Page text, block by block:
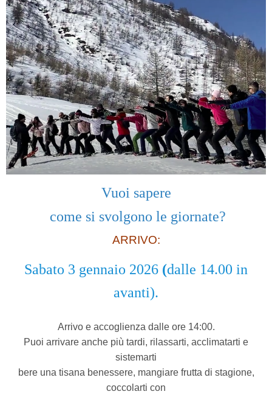
Vuoi sapere
come si svolgono le giornate?
ARRIVO:
Sabato 3 gennaio 2026 (dalle 14.00 in
avanti).
Arrivo e accoglienza dalle ore 14:00.
Puoi arrivare anche più tardi, rilassarti, acclimatarti e
sistemarti
bere una tisana benessere, mangiare frutta di stagione,
coccolarti con